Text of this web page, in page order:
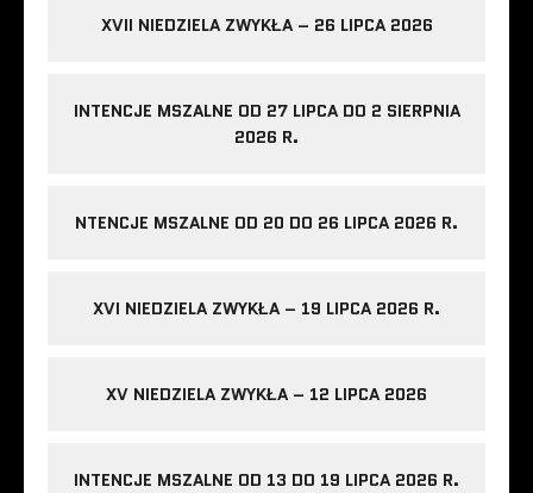
XVII NIEDZIELA ZWYKŁA – 26 LIPCA 2026
INTENCJE MSZALNE OD 27 LIPCA DO 2 SIERPNIA
2026 R.
NTENCJE MSZALNE OD 20 DO 26 LIPCA 2026 R.
XVI NIEDZIELA ZWYKŁA – 19 LIPCA 2026 R.
XV NIEDZIELA ZWYKŁA – 12 LIPCA 2026
INTENCJE MSZALNE OD 13 DO 19 LIPCA 2026 R.